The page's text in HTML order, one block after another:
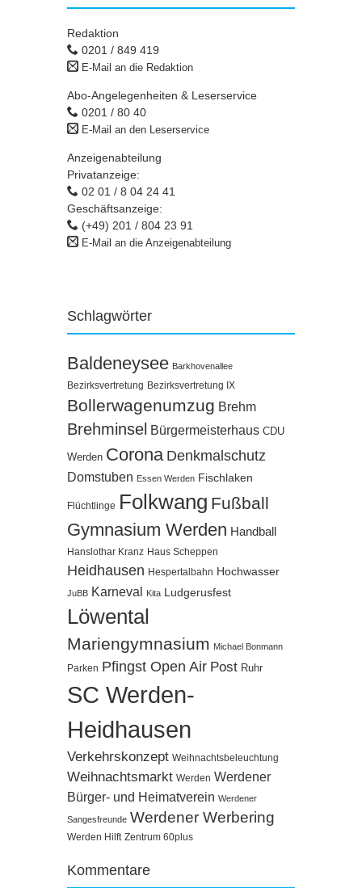
Redaktion
0201 / 849 419
E-Mail an die Redaktion
Abo-Angelegenheiten & Leserservice
0201 / 80 40
E-Mail an den Leserservice
Anzeigenabteilung
Privatanzeige:
02 01 / 8 04 24 41
Geschäftsanzeige:
(+49) 201 / 804 23 91
E-Mail an die Anzeigenabteilung
Schlagwörter
Baldeneysee Barkhovenallee
Bezirksvertretung Bezirksvertretung IX
Bollerwagenumzug Brehm
Brehminsel Bürgermeisterhaus CDU
Werden Corona Denkmalschutz
Domstuben Essen Werden Fischlaken
Flüchtlinge Folkwang Fußball
Gymnasium Werden Handball
Hanslothar Kranz Haus Scheppen
Heidhausen Hespertalbahn Hochwasser
JuBB Karneval Kita Ludgerusfest
Löwental
Mariengymnasium Michael Bonmann
Parken Pfingst Open Air Post Ruhr
SC Werden-
Heidhausen
Verkehrskonzept Weihnachtsbeleuchtung
Weihnachtsmarkt Werden Werdener
Bürger- und Heimatverein Werdener
Sangesfreunde Werdener Werbering
Werden Hilft Zentrum 60plus
Kommentare